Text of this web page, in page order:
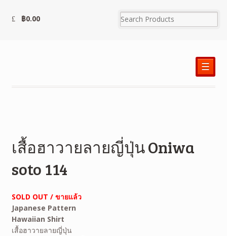
฿0.00
☰
เสื้อฮาวายลายญี่ปุ่น Oniwa
soto 114
SOLD OUT / ขายแล้ว
Japanese Pattern
Hawaiian Shirt
เสื้อฮาวายลายญี่ปุ่น